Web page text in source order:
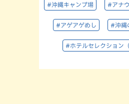
#沖縄キャンプ場 #アナ
#アゲアゲめし #沖縄
#ホテルセレクション